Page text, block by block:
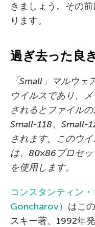
きましょう。その
ります。
過ぎ去った良
「Small 」マルウェ
ウイルスであり、
されるとファイルの
Small-118、 Small-
されます。このウ
は、 80×86プロセ
を使用します。
コンスタンティン
Goncharov） はこ
スキー著、1992年